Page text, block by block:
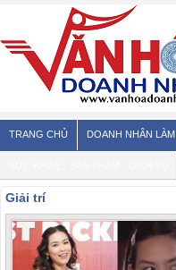
TRANG CHỦ DOANH NHÂN LÀM
Giải trí